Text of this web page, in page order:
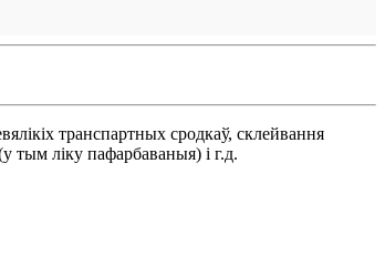
транспартных сродкаў, склейвання
тым ліку пафарбаваныя) і г.д.